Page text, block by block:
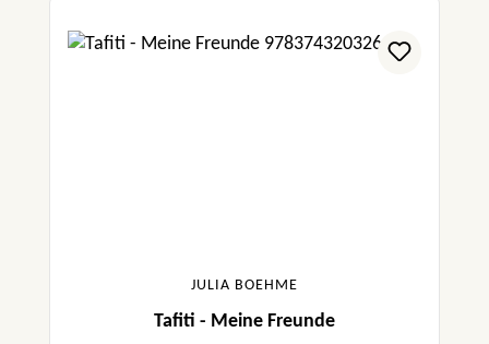
JULIA BOEHME
Tafiti - Meine Freunde